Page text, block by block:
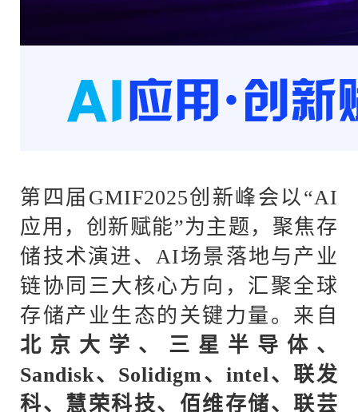
第四届 GMIF2025创新峰会以“AI
应用，创新赋能”为主题，聚焦存
储技术演进、AI场景落地与产业
链协同三大核心方向，汇聚全球
存储产业生态的关键力量。来自
北京大学、三星半导体、
Sandisk、Solidigm、intel、联发
科、慧荣科技、佰维存储、联芸